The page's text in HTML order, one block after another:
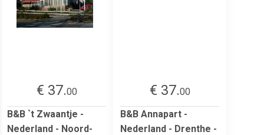
€ 37.00
B&B `t Zwaantje -
Nederland - Noord-
€ 37.00
B&B Annapart -
Nederland - Drenthe -